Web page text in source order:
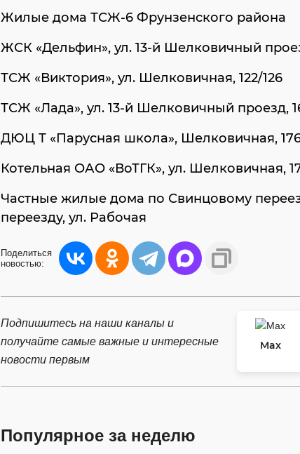
Жилые дома ТСЖ-6 Фрунзенского района
ЖСК «Дельфин», ул. 13-й Шелковичный
ТСЖ «Виктория», ул. Шелковичная, 122/126
ТСЖ «Лада», ул. 13-й Шелковичный проезд,
ДЮЦ Т «Парусная школа», Шелковичная,
Котельная ОАО «ВоТГК», ул. Шелковичная,
Частные жилые дома по Свинцовому
переезду, ул. Рабочая
Поделиться
новостью:
Подпишитесь на наши каналы и
получайте самые важные и интересные
новости первым
Max
Популярное за неделю